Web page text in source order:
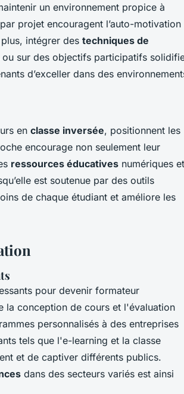
un environnement propice à
projet encouragent l’auto-motivation
intégrer des techniques de
sur des objectifs participatifs
d’exceller dans des
en classe inversée, positionnent les
encourage non seulement leur
ressources éducatives numériques et
est soutenue par des outils
de chaque étudiant et améliore les
pour devenir formateur
la conception de cours et l'évaluation
personnalisés à des entreprises
tels que l'e-learning et la classe
et de captiver différents publics.
dans des secteurs variés est ainsi